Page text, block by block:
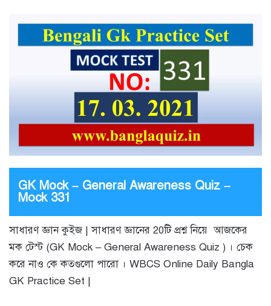
GK Mock – General Awareness Quiz –
Mock 331
সাধারণ জ্ঞান কুইজ | সাধারণ জ্ঞানের 20টি প্রশ্ন নিয়ে আজকের
মক টেস্ট (GK Mock – General Awareness Quiz ) । চেক
করে নাও কে কতগুলো পারো । WBCS Online Daily Bangla
GK Practice Set |